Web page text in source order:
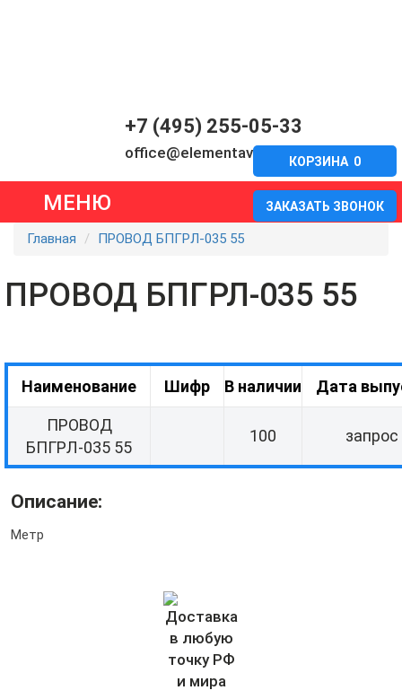
+7 (495) 255-05-33
office@elementavia.ru
ЗАКАЗАТЬ ЗВОНОК
КОРЗИНА 0
МЕНЮ
Главная ПРОВОД БПГРЛ-035 55
ПРОВОД БПГРЛ-035 55
Наименование Шифр В наличии Дата
ПРОВОД
БПГРЛ-035 55
100 запрос
Описание:
Метр